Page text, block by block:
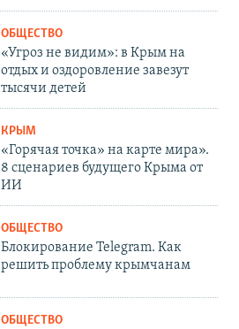
ОБЩЕСТВО
«Угроз не видим»: в Крым на
отдых и оздоровление завезут
тысячи детей
КРЫМ
«Горячая точка» на карте мира».
8 сценариев будущего Крыма от
ИИ
ОБЩЕСТВО
Блокирование Telegram. Как
решить проблему крымчанам
ОБЩЕСТВО